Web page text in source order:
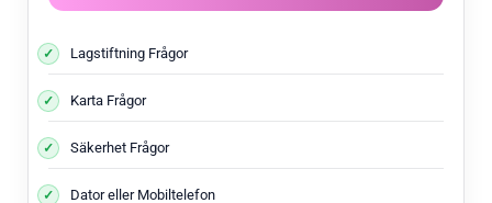
Lagstiftning Frågor
Karta Frågor
Säkerhet Frågor
Dator eller Mobiltelefon